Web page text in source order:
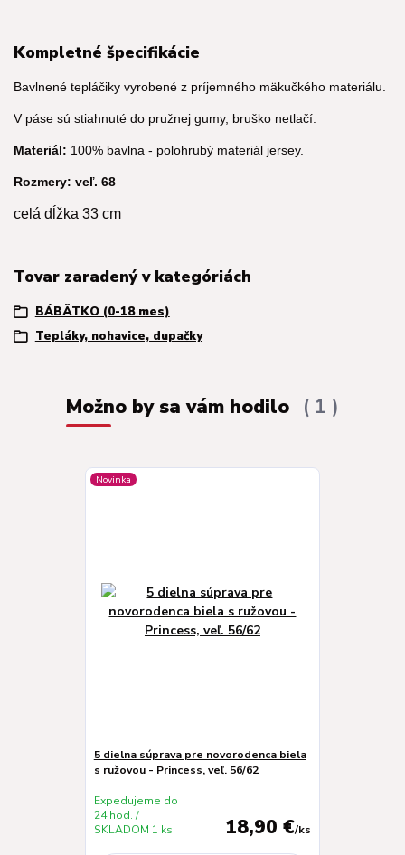
Kompletné špecifikácie
Bavlnené tepláčiky vyrobené z príjemného mäkučkého materiálu.
V páse sú stiahnuté do pružnej gumy, bruško netlačí.
Materiál: 100% bavlna - polohrubý materiál jersey.
Rozmery: veľ. 68
celá dĺžka 33 cm
Tovar zaradený v kategóriách
BÁBÄTKO (0-18 mes)
Tepláky, nohavice, dupačky
Možno by sa vám hodilo 1
Novinka
5 dielna súprava pre novorodenca biela
s ružovou - Princess, veľ. 56/62
18,90 €/ks
Expedujeme do
24 hod. /
SKLADOM 1 ks